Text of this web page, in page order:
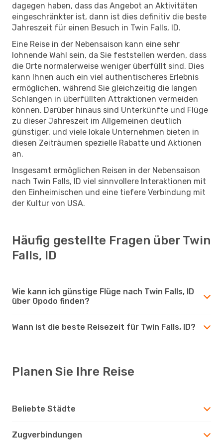
dagegen haben, dass das Angebot an Aktivitäten
eingeschränkter ist, dann ist dies definitiv die beste
Jahreszeit für einen Besuch in Twin Falls, ID.
Eine Reise in der Nebensaison kann eine sehr
lohnende Wahl sein, da Sie feststellen werden, dass
die Orte normalerweise weniger überfüllt sind. Dies
kann Ihnen auch ein viel authentischeres Erlebnis
ermöglichen, während Sie gleichzeitig die langen
Schlangen in überfüllten Attraktionen vermeiden
können. Darüber hinaus sind Unterkünfte und Flüge
zu dieser Jahreszeit im Allgemeinen deutlich
günstiger, und viele lokale Unternehmen bieten in
diesen Zeiträumen spezielle Rabatte und Aktionen
an.
Insgesamt ermöglichen Reisen in der Nebensaison
nach Twin Falls, ID viel sinnvollere Interaktionen mit
den Einheimischen und eine tiefere Verbindung mit
der Kultur von USA.
Häufig gestellte Fragen über Twin
Falls, ID
Wie kann ich günstige Flüge nach Twin Falls, ID
über Opodo finden?
Wann ist die beste Reisezeit für Twin Falls, ID?
Planen Sie Ihre Reise
Beliebte Städte
Zugverbindungen